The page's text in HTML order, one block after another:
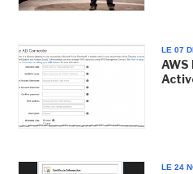
LE 07
AWS
LE 24